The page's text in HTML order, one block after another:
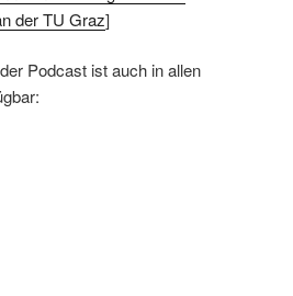
der TU Graz]
Podcast ist auch in allen